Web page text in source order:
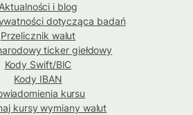
Aktualności i blog
dotycząca badań
Przelicznik walut
ticker giełdowy
Kody Swift/BIC
Kody IBAN
kursu
kursy wymiany walut